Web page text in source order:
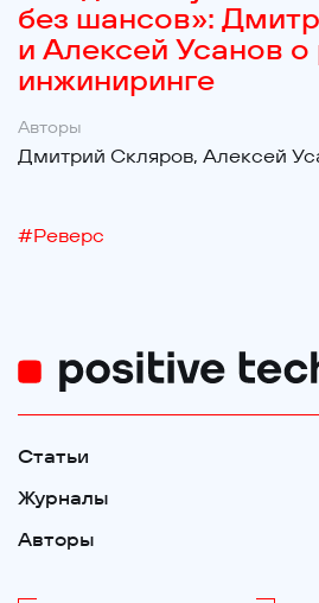
без шансов»:
и Алексей Усанов
инжиниринге
Авторы
Дмитрий Скляров, Алексей
#Реверс
Статьи
Журналы
Авторы